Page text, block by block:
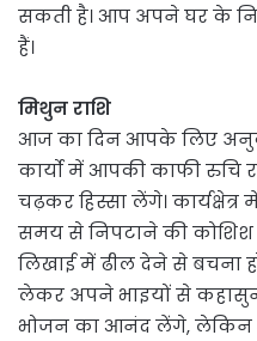
सकती है। आप अपने घर के
हैं।
मिथुन राशि
आज का दिन आपके लिए
कार्यो में आपकी काफी रुचि
चढ़कर हिस्सा लेंगे।
समय से निपटाने की कोशिश
लिखाई में ढील देने से बचना
लेकर अपने भाइयों से
भोजन का आनंद लेंगे, लेकिन